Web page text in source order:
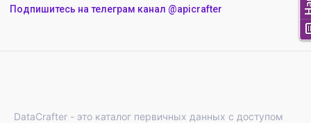
Подпишитесь на телеграм канал @apicrafter
DataCrafter - это каталог первичных данных с доступом